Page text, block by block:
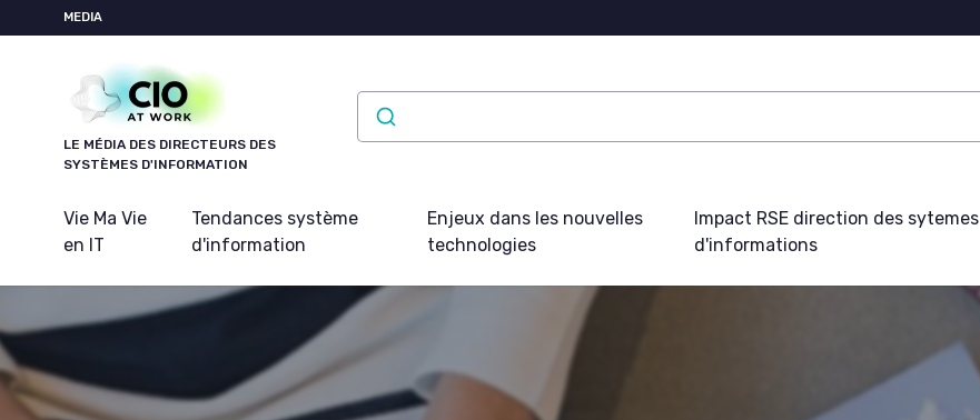
MEDIA
LE MÉDIA DES DIRECTEURS DES
SYSTÈMES D'INFORMATION
Vie Ma Vie
en IT
Tendances système
d'information
Enjeux dans les nouvelles
technologies
Impact RSE direction des sytemes
d'informations
Panneau de gestion des cookies